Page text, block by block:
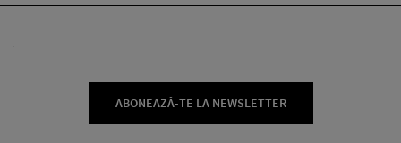
ABONEAZĂ-TE LA NEWSLETTER